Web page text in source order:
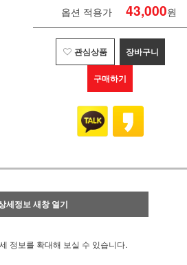
옵션 적용가 43,000원
관심상품 장바구니
구매하기
세정보 새창 열기
정보를 확대해 보실 수 있습니다.